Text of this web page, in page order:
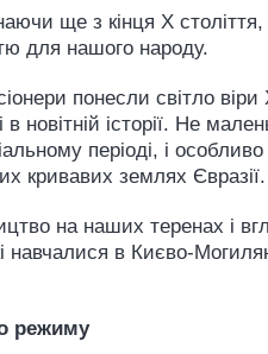
ще з кінця X
для нашого народу.
понесли світло
новітній історії. Не
періоді, і
кривавих землях Євразії.
на наших теренах і
навчалися в Києво-
режиму